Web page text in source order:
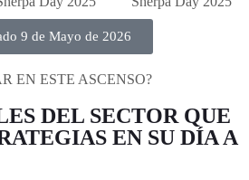
9 de Mayo de 2026
EN ESTE ASCENSO?
DEL SECTOR QUE
EN SU DÍA A